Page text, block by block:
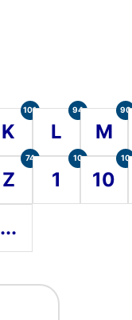
K
101
L
94
M
90
Z
74
1
10
10
10
...